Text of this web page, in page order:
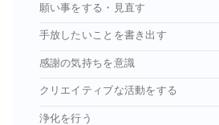
願い事をする・見直す
手放したいことを書き出す
感謝の気持ちを意識
クリエイティブな活動をする
浄化を行う